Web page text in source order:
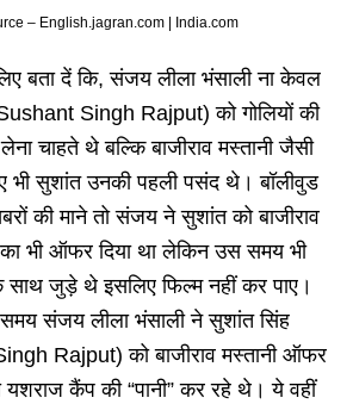
– English.jagran.com | India.com
बता दें कि, संजय लीला भंसाली ना केवल
Singh Rajput) को गोलियों की
चाहते थे बल्कि बाजीराव मस्तानी जैसी
भी सुशांत उनकी पहली पसंद थे। बॉलीवुड
की माने तो संजय ने सुशांत को बाजीराव
भी ऑफर दिया था लेकिन उस समय भी
जुड़े थे इसलिए फिल्म नहीं कर पाए।
संजय लीला भंसाली ने सुशांत सिंह
Rajput) को बाजीराव मस्तानी ऑफर
कैंप की “पानी” कर रहे थे। ये वहीं